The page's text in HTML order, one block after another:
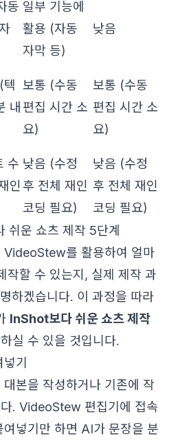
동 일부 기능에
활용 (자동
자막 등)
낮음
텍
내
보통 (수동
편집 시간 소
요)
보통 (수동
편집 시간 소
요)
수
인
낮음 (수정
후 전체 재인
코딩 필요)
낮음 (수정
후 전체 재인
코딩 필요)
쉬운 쇼츠 제작 5단계
VideoStew를 활용하여 얼마
작할 수 있는지, 실제 제작 과
하겠습니다. 이 과정을 따라
InShot보다 쉬운 쇼츠 제작
실 수 있을 것입니다.
기
본을 작성하거나 기존에 작
. VideoStew 편집기에 접속
넣기만 하면 AI가 문장을 분